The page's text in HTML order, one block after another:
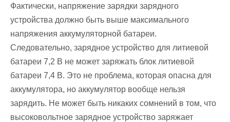
Фактически, напряжение зарядки зарядного
устройства должно быть выше максимального
напряжения аккумуляторной батареи.
Следовательно, зарядное устройство для литиевой
батареи 7,2 В не может заряжать блок литиевой
батареи 7,4 В. Это не проблема, которая опасна для
аккумулятора, но аккумулятор вообще нельзя
зарядить. Не может быть никаких сомнений в том, что
высоковольтное зарядное устройство заряжает